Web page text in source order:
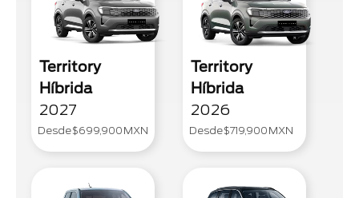
Territory
Híbrida
2027
Desde$699,900 MXN
Territory
Híbrida
2026
Desde$719,900 MXN